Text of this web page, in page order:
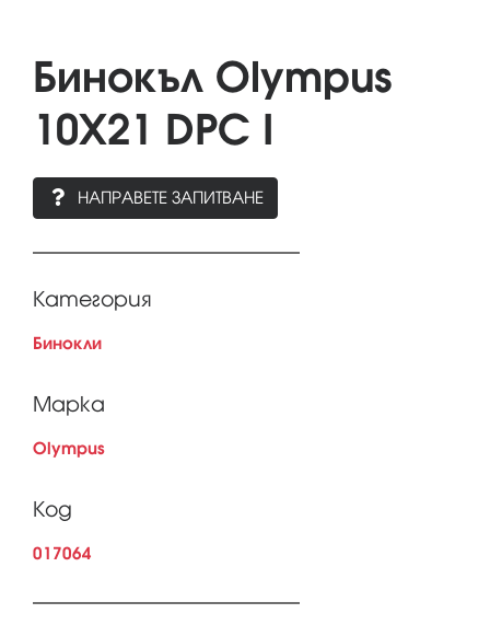
Бинокъл Olympus
10X21 DPC I
НАПРАВЕТЕ ЗАПИТВАНЕ
Категория
Бинокли
Марка
Olympus
Код
017064